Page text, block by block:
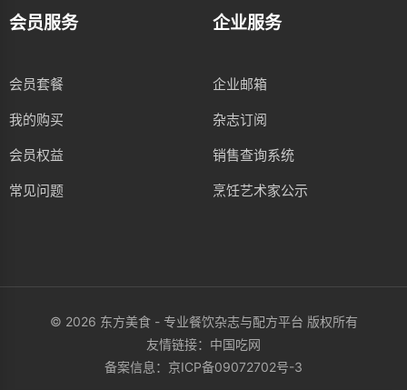
会员服务
会员套餐
我的购买
会员权益
常见问题
企业服务
企业邮箱
杂志订阅
销售查询系统
烹饪艺术家公示
© 2026 东方美食 - 专业餐饮杂志与配方平台 版权所有
友情链接： 中国吃网
备案信息： 京ICP备09072702号-3